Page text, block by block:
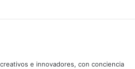
e innovadores, con conciencia